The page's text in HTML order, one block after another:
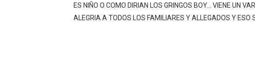
Dólar bajó 10 cts. y era vendido a
ES NIÑO O COMO DIRIAN LOS GRINGOS BOY... VIENE UN
ALEGRIA A TODOS LOS FAMILIARES Y ALLEGADOS Y ESO